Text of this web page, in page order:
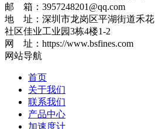
邮 箱：3957248201@qq.com
地 址：深圳市龙岗区平湖街道禾花
社区佳业工业园3栋4楼1-2
网 址：https://www.bsfines.com
网站导航
首页
关于我们
联系我们
产品中心
加速度计